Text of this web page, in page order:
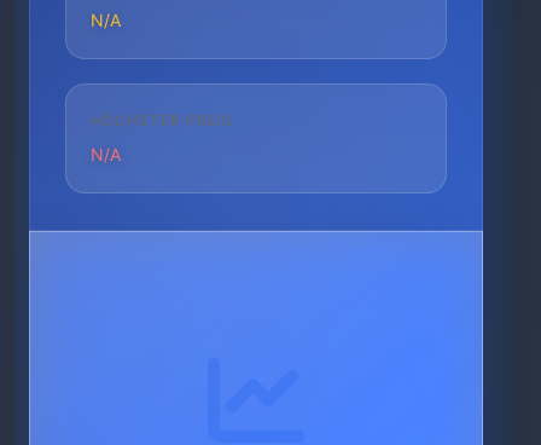
N/A
HÖCHSTER PREIS
N/A